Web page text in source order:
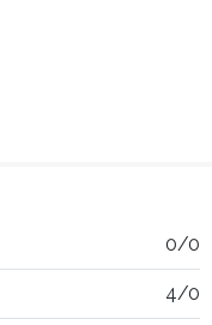
0/0
4/0